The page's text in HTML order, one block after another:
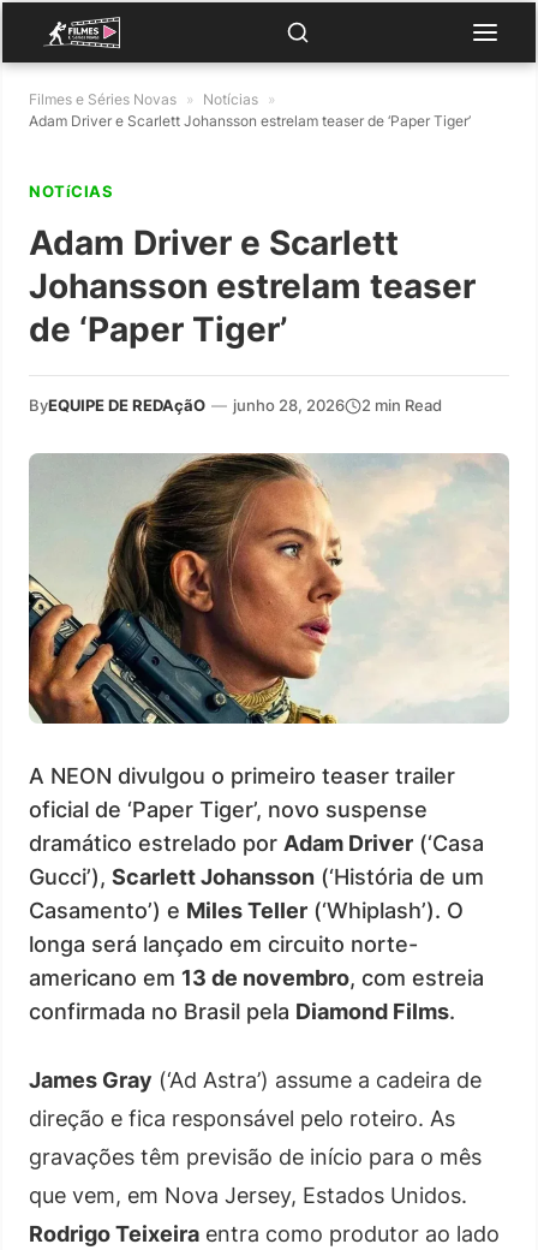
Filmes e Séries Novas » Notícias »
Adam Driver e Scarlett Johansson estrelam teaser de ‘Paper Tiger’
NOTíCIAS
Adam Driver e Scarlett
Johansson estrelam teaser
de ‘Paper Tiger’
ByEQUIPE DE REDAçãO — junho 28, 2026 2 min Read
A NEON divulgou o primeiro teaser trailer
oficial de ‘Paper Tiger’, novo suspense
dramático estrelado por Adam Driver (‘Casa
Gucci’), Scarlett Johansson (‘História de um
Casamento’) e Miles Teller (‘Whiplash’). O
longa será lançado em circuito norte-
americano em 13 de novembro, com estreia
confirmada no Brasil pela Diamond Films.
James Gray (‘Ad Astra’) assume a cadeira de
direção e fica responsável pelo roteiro. As
gravações têm previsão de início para o mês
que vem, em Nova Jersey, Estados Unidos.
Rodrigo Teixeira entra como produtor ao lado